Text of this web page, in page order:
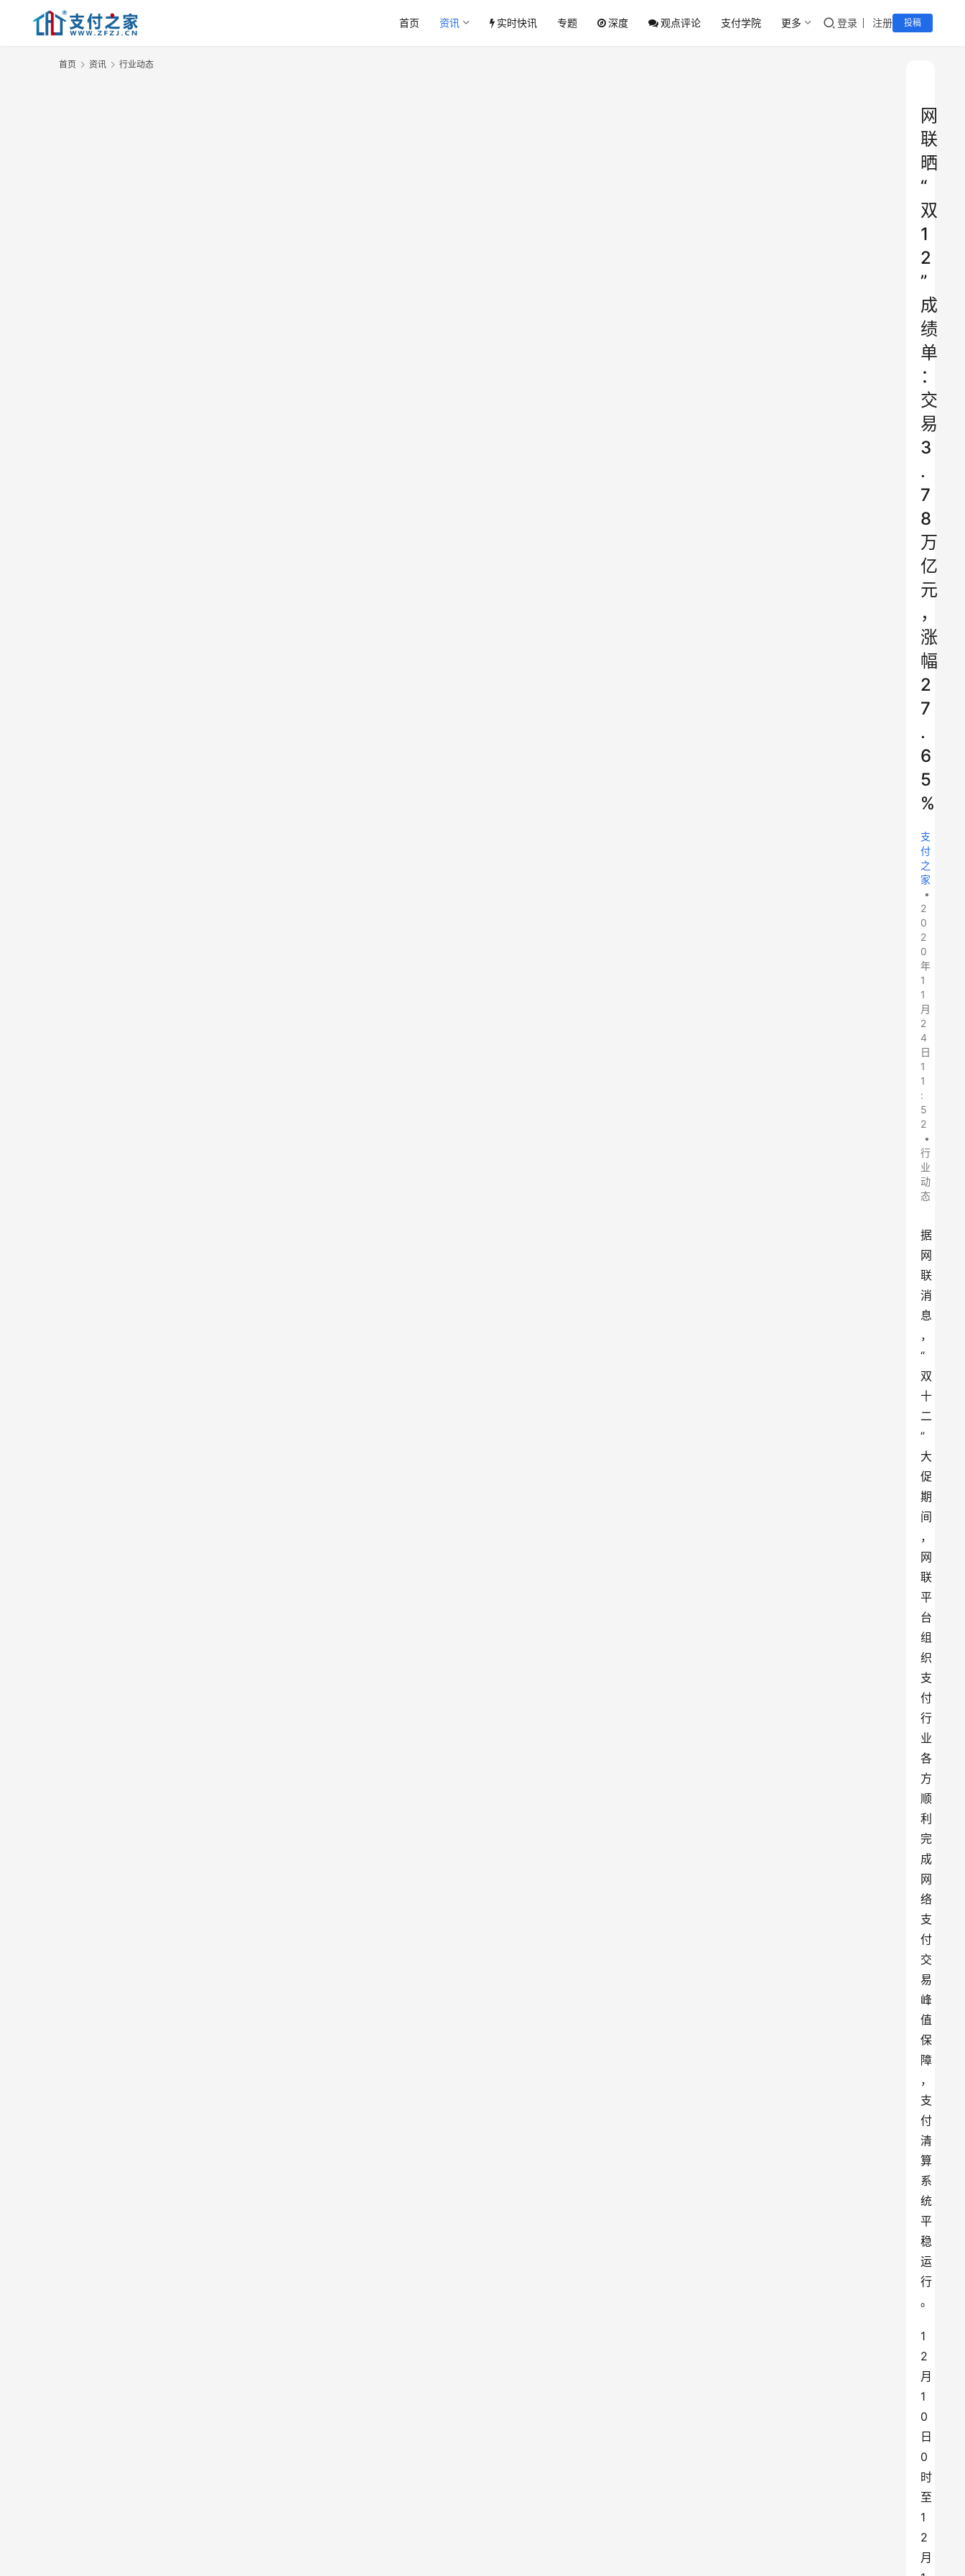
首页 资讯 实时快讯 专题 深度 观点评论 支付学院 更多 登录 注册 投稿
首页 资讯 行业动态
网
联
晒
“
双
1
2
”
成
绩
单
：
交
易
3
.
7
8
万
亿
元
，
涨
幅
2
7
.
6
5
%
支
付
之
家
•
2
0
2
0
年
1
1
月
2
4
日
1
1
:
5
2
•
行
业
动
态
据
网
联
消
息
，
“
双
十
二
”
大
促
期
间
，
网
联
平
台
组
织
支
付
行
业
各
方
顺
利
完
成
网
络
支
付
交
易
峰
值
保
障
，
支
付
清
算
系
统
平
稳
运
行
。
1
2
月
1
0
日
0
时
至
1
2
月